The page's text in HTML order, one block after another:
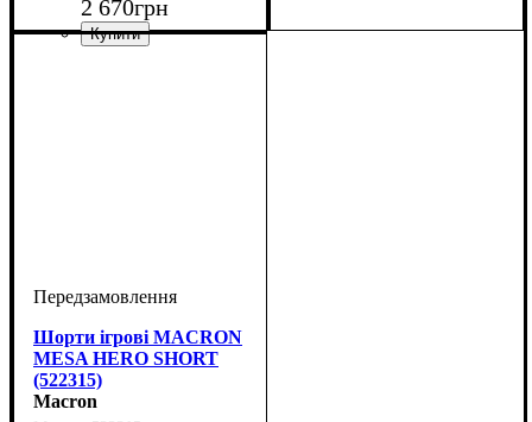
2 670грн
Унісекс, Чоловічий
Шорти ігрові MACRON
MESA HERO SHORT
(522315)
Macron